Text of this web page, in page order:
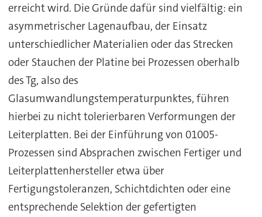
erreicht wird. Die Gründe dafür sind vielfältig: ein
asymmetrischer Lagenaufbau, der Einsatz
unterschiedlicher Materialien oder das Strecken
oder Stauchen der Platine bei Prozessen oberhalb
des Tg, also des
Glasumwandlungstemperaturpunktes, führen
hierbei zu nicht tolerierbaren Verformungen der
Leiterplatten. Bei der Einführung von 01005-
Prozessen sind Absprachen zwischen Fertiger und
Leiterplattenhersteller etwa über
Fertigungstoleranzen, Schichtdichten oder eine
entsprechende Selektion der gefertigten